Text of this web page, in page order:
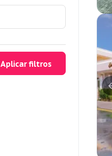
Aplicar filtros